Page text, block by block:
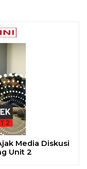
Media Diskusi
Unit 2